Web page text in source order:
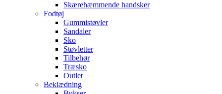
Skærehæmmende handsker
Fodtøj
Gummistøvler
Sandaler
Sko
Støvletter
Tilbehør
Træsko
Outlet
Beklædning